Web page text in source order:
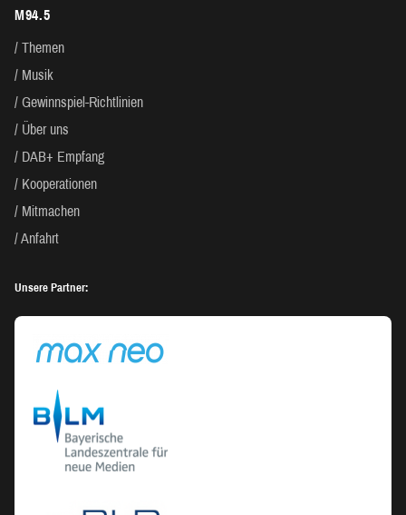
M94.5
Themen
Musik
Gewinnspiel-Richtlinien
Über uns
DAB+ Empfang
Kooperationen
Mitmachen
Anfahrt
Unsere Partner: